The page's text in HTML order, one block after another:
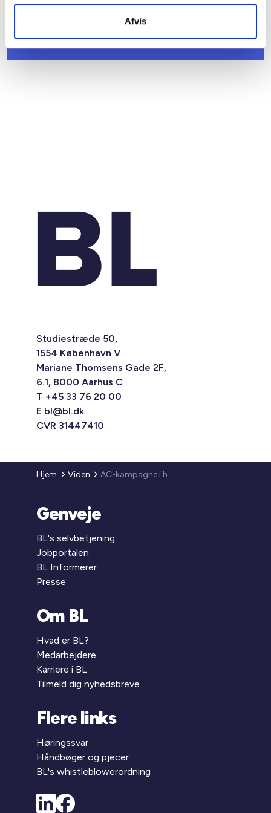
Afvis
kommunale lejemål i almene ældre- og
20. marts 2026
Studiestræde 50,
1554 København V
Mariane Thomsens Gade 2F,
6.1, 8000 Aarhus C
T +45 33 76 20 00
E bl@bl.dk
CVR 31447410
Hjem Viden AC-kampagne i hele 2011
Genveje
BL's selvbetjening
Jobportalen
BL Informerer
Presse
Om BL
Hvad er BL?
Medarbejdere
Karriere i BL
Tilmeld dig nyhedsbreve
Flere links
Høringssvar
Håndbøger og pjecer
BL's whistleblowerordning